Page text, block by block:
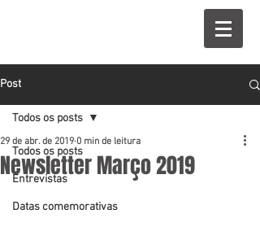
Post
Todos os posts
Entrevistas
Datas comemorativas
Todos os posts
Newsletter Março 2019
29 de abr. de 2019 0 min de leitura